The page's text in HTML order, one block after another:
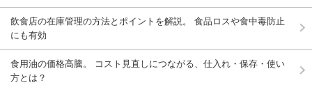
飲食店の在庫管理の方法とポイントを解説。 食品ロスや食中毒防止
にも有効
食用油の価格高騰。 コスト見直しにつながる、仕入れ・保存・使い
方とは？